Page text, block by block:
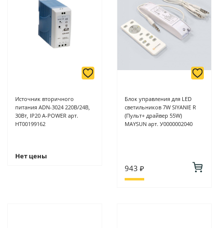
онлайн оплате заказа на сайте.
Подробнее о способах оплаты можно узнать здесь - "Оплата"
Источник вторичного
питания ADN-3024 220В/24В,
30Вт, IP20 A-POWER арт.
НТ00199162
Нет цены
Блок управления для LED
светильников 7W SIYANIE R
(Пульт+ драйвер 55W)
MAYSUN арт. У0000002040
943 ₽